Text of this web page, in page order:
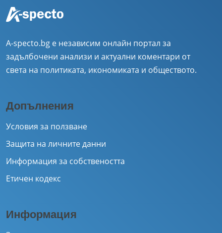
A-specto.bg е независим онлайн портал за
задълбочени анализи и актуални коментари от
света на политиката, икономиката и обществото.
Допълнения
Условия за ползване
Защита на личните данни
Информация за собствеността
Етичен кодекс
Информация